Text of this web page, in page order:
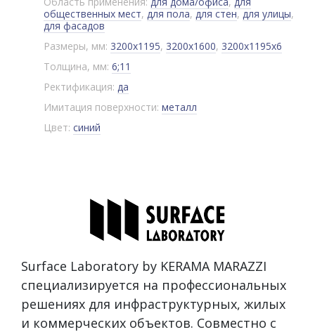
общественных мест, для пола,для стен,для улицы,
для фасадов
Размеры, мм: 3200x1195, 3200x1600, 3200x1195x6
Толщина, мм: 6;11
Ректификация: да
Имитация поверхности: металл
Цвет: синий
Surface Laboratory by KERAMA MARAZZI
специализируется на профессиональных
решениях для инфраструктурных, жилых
и коммерческих объектов. Совместно с